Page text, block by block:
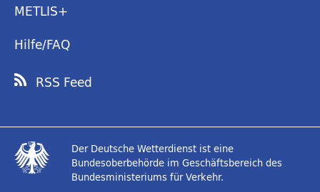
METLIS+
Hilfe/FAQ
RSS Feed
Der Deutsche Wetterdienst ist eine
Bundesoberbehörde im Geschäftsbereich des
Bundesministeriums für Verkehr.